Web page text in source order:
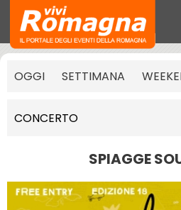
OGGI SETTIMANA
CONCERTO
SPIAGGE